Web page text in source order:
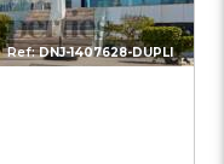
Ref:DNJ-1407628-DUPLI